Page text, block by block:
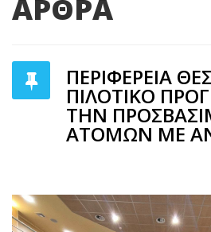
ΑΡΘΡΑ
ΠΕΡΙΦΕΡΕΙΑ
ΠΙΛΟΤΙΚΟ
ΤΗΝ
ΑΤΟΜΩΝ ΜΕ